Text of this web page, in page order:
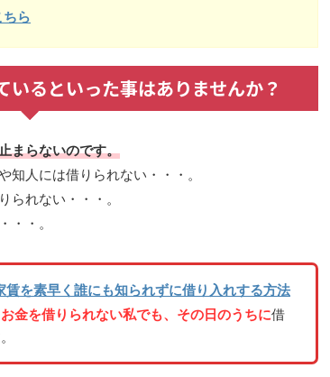
ら
いるといった事はありませんか？
まらないのです。
人には借りられない・・・。
られない・・・。
・・。
賃を素早く誰にも知られずに借り入れする方法
お金を借りられない私でも、その日のうちに借